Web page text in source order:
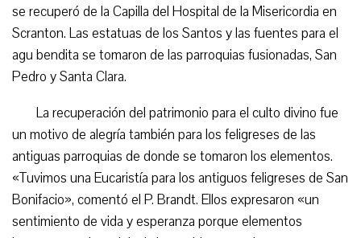
se recuperó de la Capilla del Hospital de la Misericordia en
Scranton. Las estatuas de los Santos y las fuentes para el
agu bendita se tomaron de las parroquias fusionadas, San
Pedro y Santa Clara.
La recuperación del patrimonio para el culto divino fue
un motivo de alegría también para los feligreses de las
antiguas parroquias de donde se tomaron los elementos.
«Tuvimos una Eucaristía para los antiguos feligreses de San
Bonifacio», comentó el P. Brandt. Ellos expresaron «un
sentimiento de vida y esperanza porque elementos